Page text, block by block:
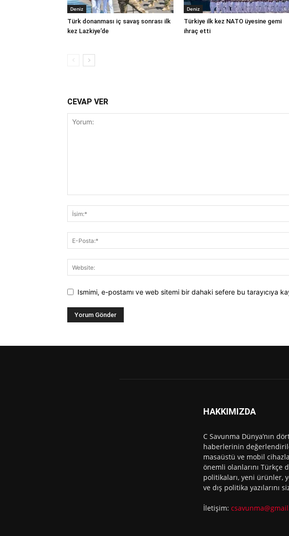
Deniz
Türk donanması iç savaş sonrası ilk
kez Lazkiye’de
Deniz
Türkiye ilk kez NATO üyesine gemi
ihraç etti
CEVAP VER
Ismimi, e-postamı ve web sitemi bir dahaki sefere bu tarayıcıya
HAKKIMIZDA
C Savunma Dünya’nın
haberlerinin
masaüstü ve mobil
önemli olanlarını Türkçe
politikaları, yeni ürünler,
ve dış politika yazılarını
İletişim: